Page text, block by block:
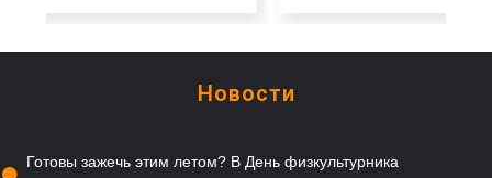
Новости
Готовы зажечь этим летом? В День физкультурника